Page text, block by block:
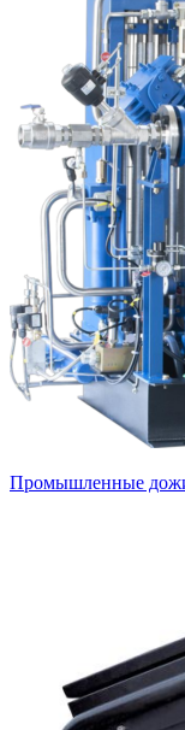
Промышленные